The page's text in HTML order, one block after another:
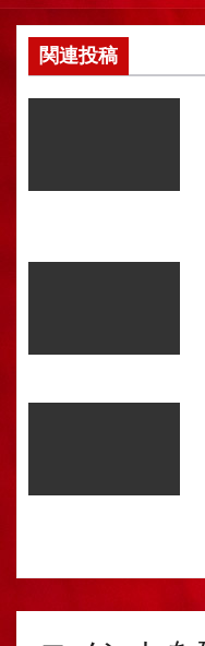
ン
関連投稿